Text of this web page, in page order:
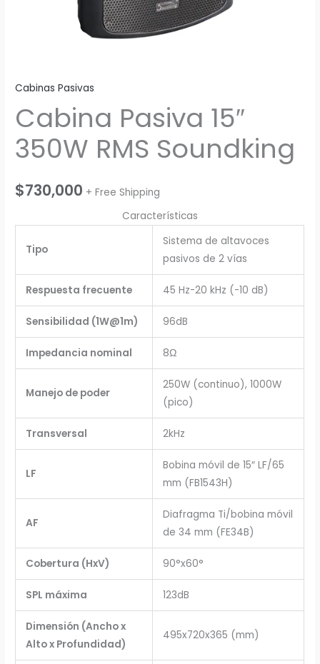
Cabinas Pasivas
Cabina Pasiva 15″
350W RMS Soundking
$730,000 + Free Shipping
Características
Tipo
Sistema de altavoces
pasivos de 2 vías
Respuesta frecuente 45 Hz-20 kHz (-10 dB)
Sensibilidad (1W@1m) 96dB
Impedancia nominal 8Ω
Manejo de poder
250W (continuo), 1000W
(pico)
Transversal 2kHz
LF
Bobina móvil de 15″ LF/65
mm (FB1543H)
AF
Diafragma Ti/bobina móvil
de 34 mm (FE34B)
Cobertura (HxV) 90°x60°
SPL máxima 123dB
Dimensión (Ancho x
Alto x Profundidad)
495x720x365 (mm)